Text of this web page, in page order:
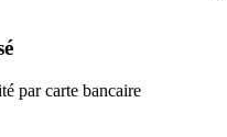
par carte bancaire